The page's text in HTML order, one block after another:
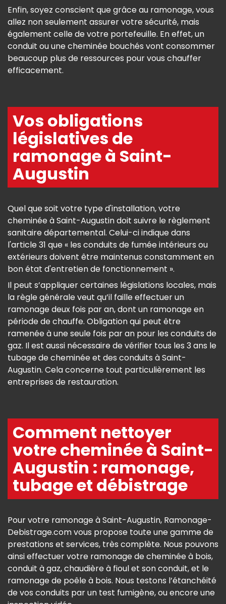
Enfin, soyez conscient que grâce au ramonage, vous
allez non seulement assurer votre sécurité, mais
également celle de votre portefeuille. En effet, un
conduit ou une cheminée bouchés vont consommer
beaucoup plus de ressources pour vous chauffer
efficacement.
Vos obligations
législatives de
ramonage à Saint-
Augustin
Quel que soit votre type d'installation, votre
cheminée à Saint-Augustin doit suivre le règlement
sanitaire départemental. Celui-ci indique dans
l'article 31 que « les conduits de fumée intérieurs ou
extérieurs doivent être maintenus constamment en
bon état d'entretien de fonctionnement ».
Il peut s’appliquer certaines législations locales, mais
la règle générale veut qu’il faille effectuer un
ramonage deux fois par an, dont un ramonage en
période de chauffe. Obligation qui peut être
ramenée à une seule fois par an pour les conduits de
gaz. Il est aussi nécessaire de vérifier tous les 3 ans le
tubage de cheminée et des conduits à Saint-
Augustin. Cela concerne tout particulièrement les
entreprises de restauration.
Comment nettoyer
votre cheminée à Saint-
Augustin : ramonage,
tubage et débistrage
Pour votre ramonage à Saint-Augustin, Ramonage-
Debistrage.com vous propose toute une gamme de
prestations et services, très complète. Nous pouvons
ainsi effectuer votre ramonage de cheminée à bois,
conduit à gaz, chaudière à fioul et son conduit, et le
ramonage de poêle à bois. Nous testons l’étanchéité
de vos conduits par un test fumigène, ou encore une